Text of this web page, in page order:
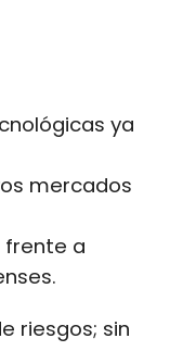
ya
mercados
frente a
riesgos; sin